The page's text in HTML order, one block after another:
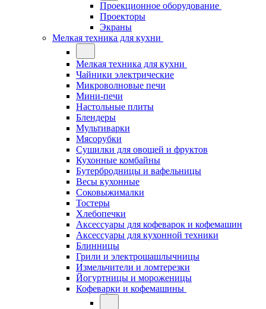
Проекционное оборудование
Проекторы
Экраны
Мелкая техника для кухни
Мелкая техника для кухни
Чайники электрические
Микроволновые печи
Мини-печи
Настольные плиты
Блендеры
Мультиварки
Мясорубки
Сушилки для овощей и фруктов
Кухонные комбайны
Бутербродницы и вафельницы
Весы кухонные
Соковыжималки
Тостеры
Хлебопечки
Аксессуары для кофеварок и кофемашин
Аксессуары для кухонной техники
Блинницы
Грили и электрошашлычницы
Измельчители и ломтерезки
Йогуртницы и мороженицы
Кофеварки и кофемашины